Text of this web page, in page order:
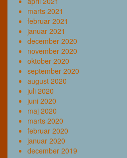
marts 2021
februar 2021
januar 2021
december 2020
november 2020
oktober 2020
september 2020
august 2020
juli 2020
juni 2020
maj 2020
marts 2020
februar 2020
januar 2020
december 2019